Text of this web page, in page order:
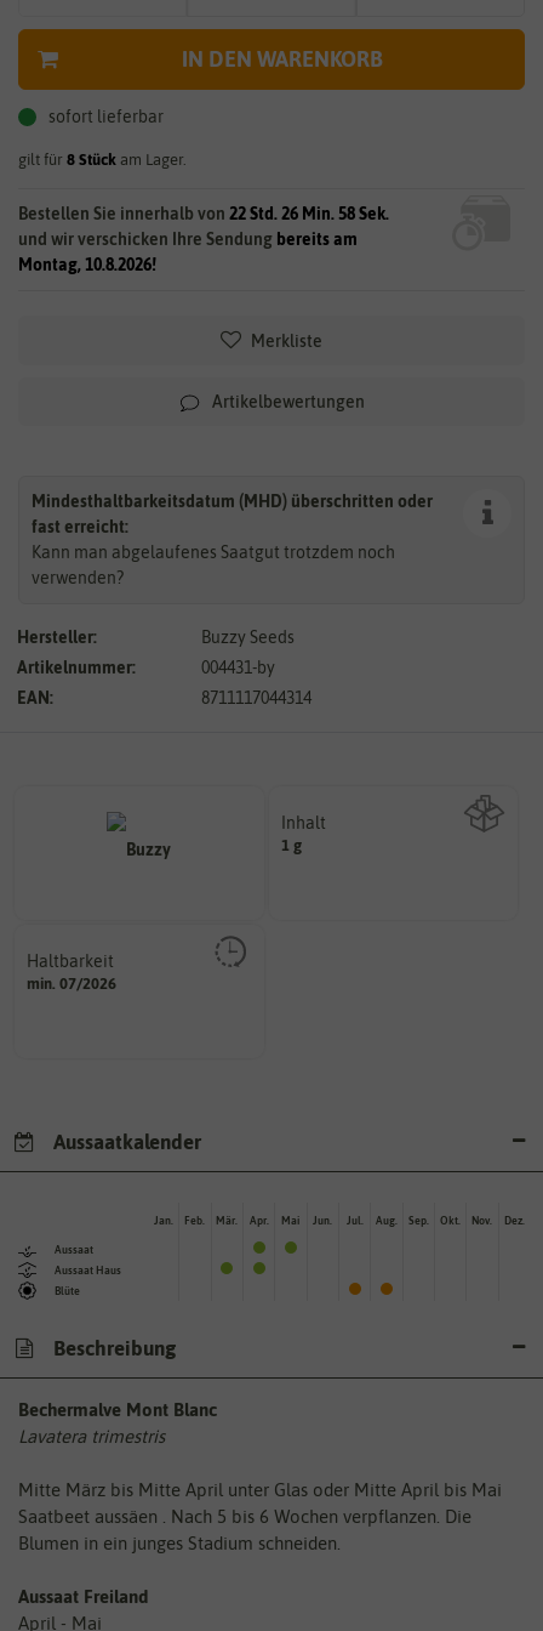
IN DEN WARENKORB
sofort lieferbar
gilt für 8 Stück am Lager.
Bestellen Sie innerhalb von 22 Std. 26 Min. 57 Sek.
und wir verschicken Ihre Sendung bereits am
Montag, 10.8.2026!
Merkliste
Artikelbewertungen
Mindesthaltbarkeitsdatum (MHD) überschritten oder
fast erreicht:
Kann man abgelaufenes Saatgut trotzdem noch
verwenden?
Hersteller:
Buzzy Seeds
Artikelnummer:
004431-by
EAN:
8711117044314
Inhalt
1 g
Haltbarkeit
min. 07/2026
und Pflanzgut sehr gut keimen
sollte.
Aussaatkalender
Aussaat
Aussaat Haus
Blüte
Jan. Feb. Mär. Apr. Mai Jun. Jul. Aug. Sep. Okt. Nov. Dez.
Beschreibung
Bechermalve Mont Blanc
Lavatera trimestris
Mitte März bis Mitte April unter Glas oder Mitte April bis Mai
Saatbeet aussäen . Nach 5 bis 6 Wochen verpflanzen. Die
Blumen in ein junges Stadium schneiden.
Aussaat Freiland
April - Mai